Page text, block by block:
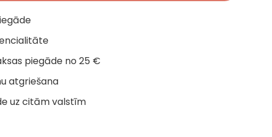
piegāde no 25 €
atgriešana
uz citām valstīm